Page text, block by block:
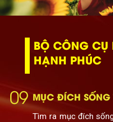
Tìm ra mục đích
09 MỤC ĐÍCH SỐNG
BỘ CÔNG CỤ
HẠNH PHÚC